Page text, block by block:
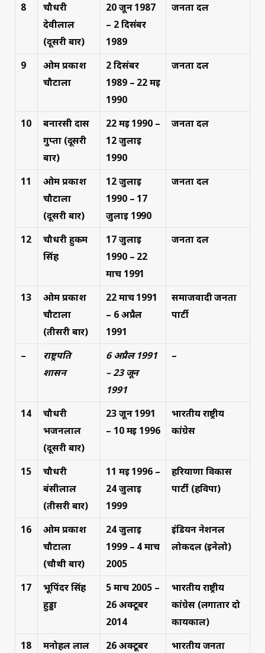
8
चौधरी
देवीलाल
(दूसरी बार)
20 जून 1987
– 2 दिसंबर
1989
जनता दल
9
ओम प्रकाश
चौटाला
2 दिसंबर
1989 – 22 मई
1990
जनता दल
10
बनारसी दास
गुप्ता(दूसरी
बार)
22 मई 1990 –
12 जुलाई
1990
जनता दल
11
ओम प्रकाश
चौटाला
(दूसरी बार)
12 जुलाई
1990 – 17
जुलाई 1990
जनता दल
12
चौधरी हुकम
सिंह
17 जुलाई
1990 – 22
मार्च 1991
जनता दल
13
ओम प्रकाश
चौटाला
(तीसरी बार)
22 मार्च 1991
– 6 अप्रैल
1991
समाजवादी जनता
पार्टी
–
राष्ट्रपति
शासन
6 अप्रैल 1991
– 23 जून
1991
–
14
चौधरी
भजनलाल
(दूसरी बार)
23 जून 1991
– 10 मई 1996
भारतीय राष्ट्रीय
कांग्रेस
15
चौधरी
बंसीलाल
(तीसरी बार)
11 मई 1996 –
24 जुलाई
1999
हरियाणा विकास
पार्टी (हविपा)
16
ओम प्रकाश
चौटाला
(चौथी बार)
24 जुलाई
1999 – 4 मार्च
2005
इंडियन नेशनल
लोकदल (इनेलो)
17
भूपिंदर सिंह
हुड्डा
5 मार्च 2005 –
26 अक्टूबर
2014
भारतीय राष्ट्रीय
कांग्रेस (लगातार दो
कार्यकाल)
18
मनोहल लाल
26 अक्टूबर
भारतीय जनता